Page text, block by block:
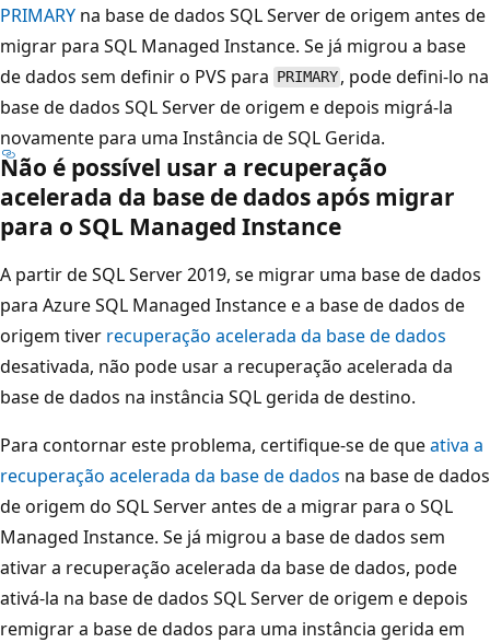
PRIMARY na base de dados SQL Server de origem antes de
migrar para SQL Managed Instance. Se já migrou a base
de dados sem definir o PVS para PRIMARY , pode defini-lo na
base de dados SQL Server de origem e depois migrá-la
novamente para uma Instância de SQL Gerida.
Não é possível usar a recuperação
acelerada da base de dados após migrar
para o SQL Managed Instance
A partir de SQL Server 2019, se migrar uma base de dados
para Azure SQL Managed Instance e a base de dados de
origem tiver recuperação acelerada da base de dados
desativada, não pode usar a recuperação acelerada da
base de dados na instância SQL gerida de destino.
Para contornar este problema, certifique-se de queativa a
recuperação acelerada da base de dados na base de dados
de origem do SQL Server antes de a migrar para o SQL
Managed Instance. Se já migrou a base de dados sem
ativar a recuperação acelerada da base de dados, pode
ativá-la na base de dados SQL Server de origem e depois
remigrar a base de dados para uma instância gerida em